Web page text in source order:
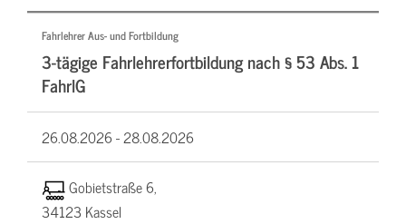
Fahrlehrer Aus- und Fortbildung
3-tägige Fahrlehrerfortbildung nach § 53 Abs. 1
FahrlG
26.08.2026 -28.08.2026
Gobietstraße 6,
34123 Kassel